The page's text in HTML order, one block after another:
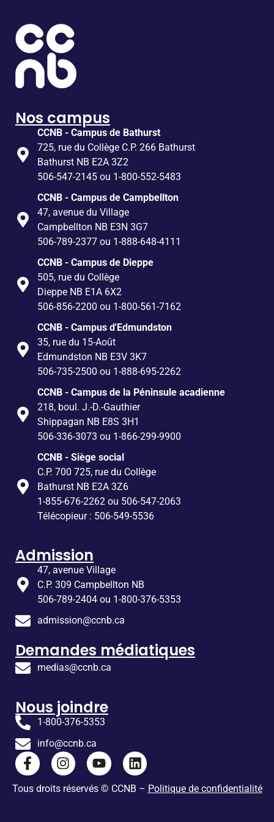
Nos campus
CCNB - Campus de Bathurst
725, rue du Collège C.P. 266 Bathurst
Bathurst NB E2A 3Z2
506-547-2145 ou 1-800-552-5483
CCNB - Campus de Campbellton
47, avenue du Village
Campbellton NB E3N 3G7
506-789-2377 ou 1-888-648-4111
CCNB - Campus de Dieppe
505, rue du Collège
Dieppe NB E1A 6X2
506-856-2200 ou 1-800-561-7162
CCNB - Campus d'Edmundston
35, rue du 15-Août
Edmundston NB E3V 3K7
506-735-2500 ou 1-888-695-2262
CCNB - Campus de la Péninsule acadienne
218, boul. J.-D.-Gauthier
Shippagan NB E8S 3H1
506-336-3073 ou 1-866-299-9900
CCNB - Siège social
C.P. 700 725, rue du Collège
Bathurst NB E2A 3Z6
1-855-676-2262 ou 506-547-2063
Télécopieur : 506-549-5536
Admission
47, avenue Village
C.P. 309 Campbellton NB
506-789-2404 ou 1-800-376-5353
admission@ccnb.ca
Demandes médiatiques
medias@ccnb.ca
Nous joindre
1-800-376-5353
info@ccnb.ca
Tous droits réservés © CCNB – Politique de confidentialité